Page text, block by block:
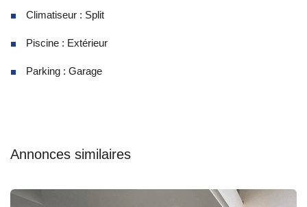
Climatiseur : Split
Piscine : Extérieur
Parking : Garage
Annonces similaires